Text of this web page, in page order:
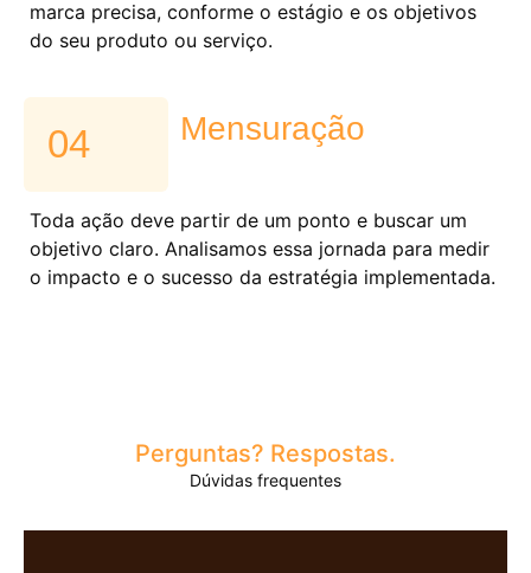
marca precisa, conforme o estágio e os objetivos
do seu produto ou serviço.
04 Mensuração
Toda ação deve partir de um ponto e buscar um
objetivo claro. Analisamos essa jornada para medir
o impacto e o sucesso da estratégia implementada.
Perguntas? Respostas.
Dúvidas frequentes